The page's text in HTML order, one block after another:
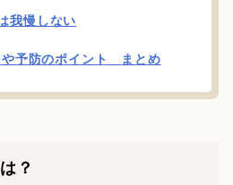
我慢しない
や予防のポイント まとめ
？